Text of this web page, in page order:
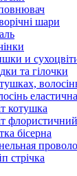
шари
и
та гілочки
котушка
бісерна
стрічка